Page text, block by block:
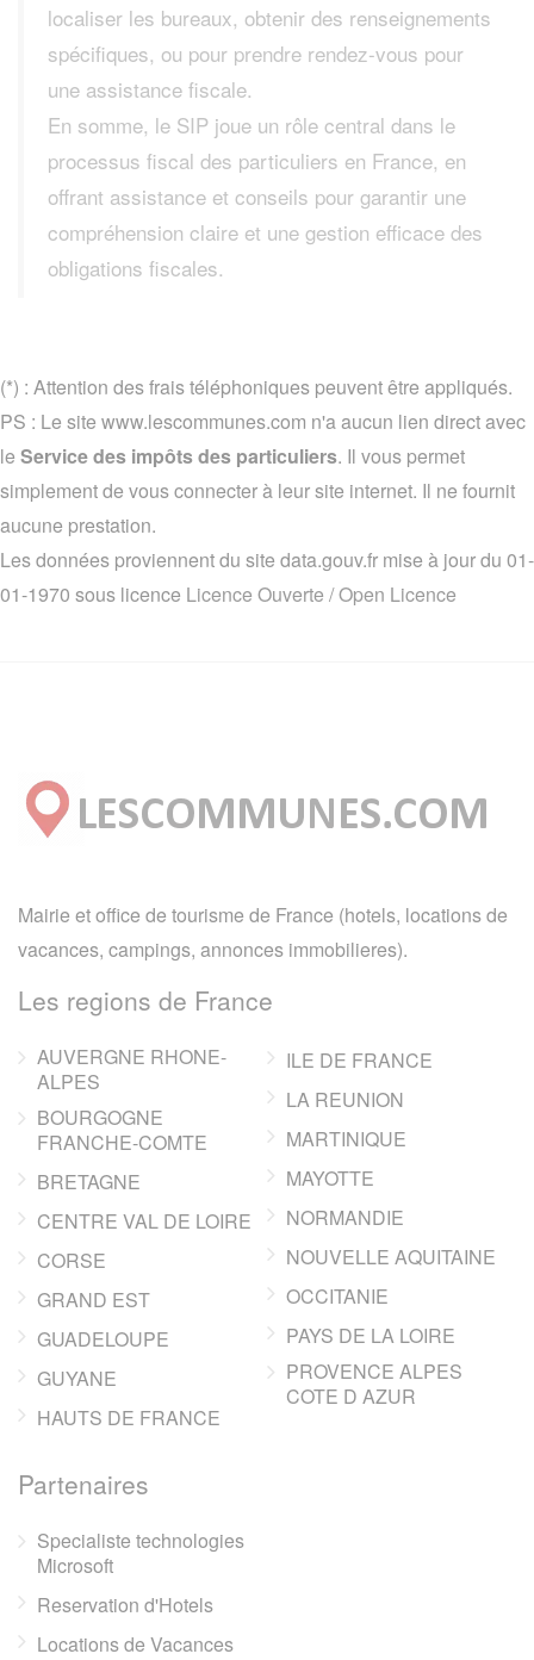
localiser les bureaux, obtenir des renseignements
spécifiques, ou pour prendre rendez-vous pour
une assistance fiscale.
En somme, le SIP joue un rôle central dans le
processus fiscal des particuliers en France, en
offrant assistance et conseils pour garantir une
compréhension claire et une gestion efficace des
obligations fiscales.
(*) : Attention des frais téléphoniques peuvent être appliqués.
PS : Le site www.lescommunes.com n'a aucun lien direct avec
le Service des impôts des particuliers. Il vous permet
simplement de vous connecter à leur site internet. Il ne fournit
aucune prestation.
Les données proviennent du site data.gouv.fr mise à jour du 01-
01-1970 sous licence Licence Ouverte / Open Licence
Mairie et office de tourisme de France (hotels, locations de
vacances, campings, annonces immobilieres).
Les regions de France
AUVERGNE RHONE-
ALPES
BOURGOGNE
FRANCHE-COMTE
BRETAGNE
CENTRE VAL DE LOIRE
CORSE
GRAND EST
GUADELOUPE
GUYANE
HAUTS DE FRANCE
ILE DE FRANCE
LA REUNION
MARTINIQUE
MAYOTTE
NORMANDIE
NOUVELLE AQUITAINE
OCCITANIE
PAYS DE LA LOIRE
PROVENCE ALPES
COTE D AZUR
Partenaires
Specialiste technologies
Microsoft
Reservation d'Hotels
Locations de Vacances